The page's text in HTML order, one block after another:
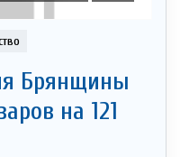
Брянщины
на 121